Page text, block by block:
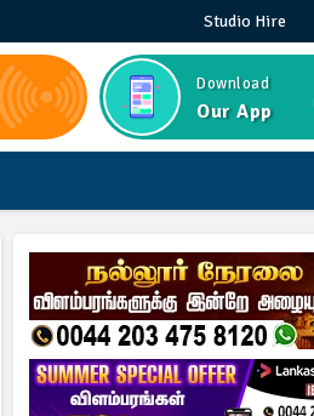
Studio Hire
Download
Our App